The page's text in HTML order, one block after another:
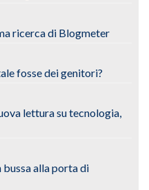
ricerca di Blogmeter
fosse dei genitori?
lettura su tecnologia,
bussa alla porta di